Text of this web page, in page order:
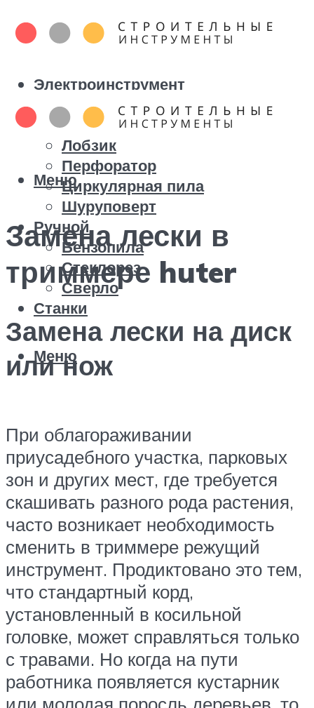
Электроинструмент
Болгарка
Дрель
Лобзик
Перфоратор
Циркулярная пила
Шуруповерт
Ручной
Бензопила
Стеклорез
Сверло
Станки
Меню
Меню
Замена лески в
триммере huter
Замена лески на диск
или нож
При облагораживании
приусадебного участка, парковых
зон и других мест, где требуется
скашивать разного рода растения,
часто возникает необходимость
сменить в триммере режущий
инструмент. Продиктовано это тем,
что стандартный корд,
установленный в косильной
головке, может справляться только
с травами. Но когда на пути
работника появляется кустарник